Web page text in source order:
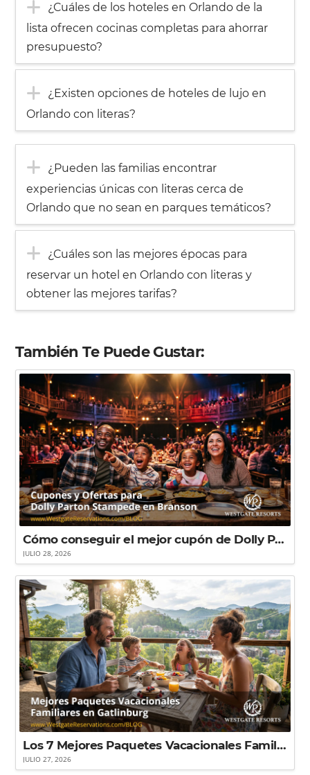
¿Cuáles de los hoteles en Orlando de la
lista ofrecen cocinas completas para ahorrar
presupuesto?
¿Existen opciones de hoteles de lujo en
Orlando con literas?
¿Pueden las familias encontrar
experiencias únicas con literas cerca de
Orlando que no sean en parques temáticos?
¿Cuáles son las mejores épocas para
reservar un hotel en Orlando con literas y
obtener las mejores tarifas?
También Te Puede Gustar:
Cómo conseguir el mejor cupón de Dolly Parton Stampede en Branson para ahorrar al máximo
JULIO 28, 2026
Los 7 Mejores Paquetes Vacacionales Familiares en Gatlinburg (¡Ahorra Hasta un 70% en Suites!)
JULIO 27, 2026